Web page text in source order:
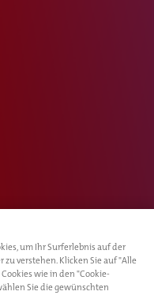
um Ihr Surferlebnis auf der
zu verstehen. Klicken Sie auf "Alle
wie in den "Cookie-
Sie die gewünschten